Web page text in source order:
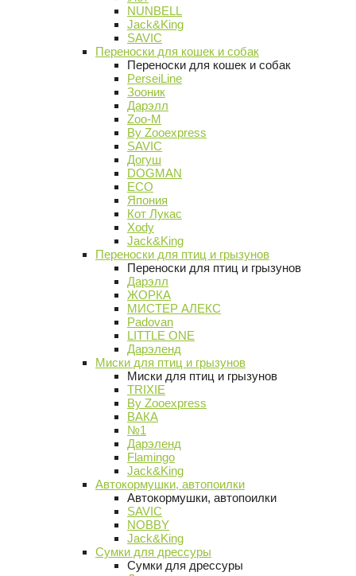
NUNBELL
Jack&King
SAVIC
Переноски для кошек и собак
Переноски для кошек и собак
PerseiLine
Зооник
Дарэлл
Zoo-M
By Zooexpress
SAVIC
Догуш
DOGMAN
ECO
Япония
Кот Лукас
Xody
Jack&King
Переноски для птиц и грызунов
Переноски для птиц и грызунов
Дарэлл
ЖОРКА
МИСТЕР АЛЕКС
Padovan
LITTLE ONE
Дарэленд
Миски для птиц и грызунов
Миски для птиц и грызунов
TRIXIE
By Zooexpress
ВАКА
№1
Дарэленд
Flamingo
Jack&King
Автокормушки, автопоилки
Автокормушки, автопоилки
SAVIC
NOBBY
Jack&King
Сумки для дрессуры
Сумки для дрессуры